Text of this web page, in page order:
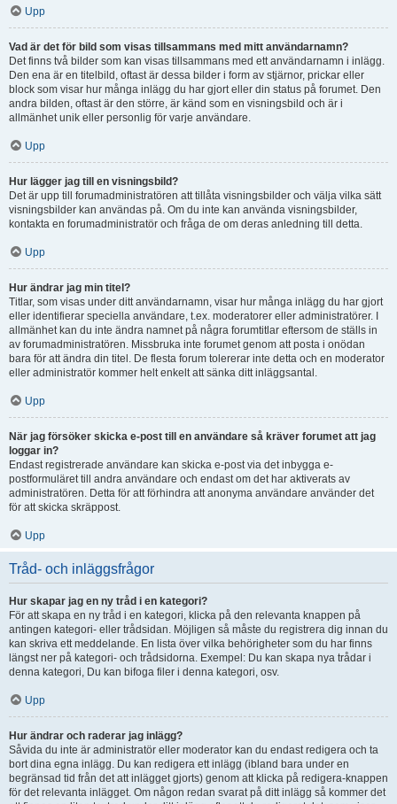
Upp
Vad är det för bild som visas tillsammans med mitt användarnamn?
Det finns två bilder som kan visas tillsammans med ett användarnamn i inlägg.
Den ena är en titelbild, oftast är dessa bilder i form av stjärnor, prickar eller
block som visar hur många inlägg du har gjort eller din status på forumet. Den
andra bilden, oftast är den större, är känd som en visningsbild och är i
allmänhet unik eller personlig för varje användare.
Upp
Hur lägger jag till en visningsbild?
Det är upp till forumadministratören att tillåta visningsbilder och välja vilka sätt
visningsbilder kan användas på. Om du inte kan använda visningsbilder,
kontakta en forumadministratör och fråga de om deras anledning till detta.
Upp
Hur ändrar jag min titel?
Titlar, som visas under ditt användarnamn, visar hur många inlägg du har gjort
eller identifierar speciella användare, t.ex. moderatorer eller administratörer. I
allmänhet kan du inte ändra namnet på några forumtitlar eftersom de ställs in
av forumadministratören. Missbruka inte forumet genom att posta i onödan
bara för att ändra din titel. De flesta forum tolererar inte detta och en moderator
eller administratör kommer helt enkelt att sänka ditt inläggsantal.
Upp
När jag försöker skicka e-post till en användare så kräver forumet att jag
loggar in?
Endast registrerade användare kan skicka e-post via det inbygga e-
postformuläret till andra användare och endast om det har aktiverats av
administratören. Detta för att förhindra att anonyma användare använder det
för att skicka skräppost.
Upp
Tråd- och inläggsfrågor
Hur skapar jag en ny tråd i en kategori?
För att skapa en ny tråd i en kategori, klicka på den relevanta knappen på
antingen kategori- eller trådsidan. Möjligen så måste du registrera dig innan du
kan skriva ett meddelande. En lista över vilka behörigheter som du har finns
längst ner på kategori- och trådsidorna. Exempel: Du kan skapa nya trådar i
denna kategori, Du kan bifoga filer i denna kategori, osv.
Upp
Hur ändrar och raderar jag inlägg?
Såvida du inte är administratör eller moderator kan du endast redigera och ta
bort dina egna inlägg. Du kan redigera ett inlägg (ibland bara under en
begränsad tid från det att inlägget gjorts) genom att klicka på redigera-knappen
för det relevanta inlägget. Om någon redan svarat på ditt inlägg så kommer det